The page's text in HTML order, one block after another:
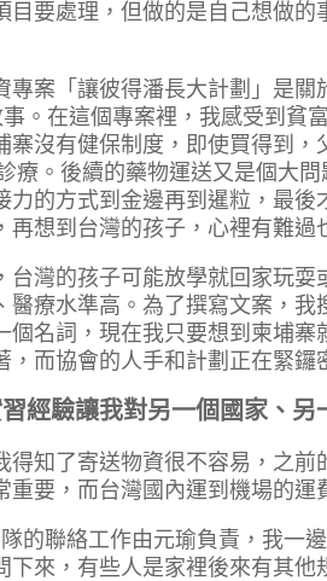
目要處理，但做的是自己想做
專案「讓彼得潘長大計劃」是
事。在這個專案裡，我感受到
寨沒有健保制度，即使買得到
療。後續的藥物運送又是個大
力的方式到金邊再到暹粒，最
再想到台灣的孩子，心裡有難過
台灣的孩子可能放學就回家玩
醫療水準高。為了撰寫文案，
個名詞，現在我只要想到柬埔
，而協會的人手和計劃正在緊鑼
經驗讓我對另一個國家、另
得知了寄送物資很不容易，之
重要，而台灣國內運到機場的運
的聯絡工作由元瑜負責，我一
下來，有些人是家裡後來有其